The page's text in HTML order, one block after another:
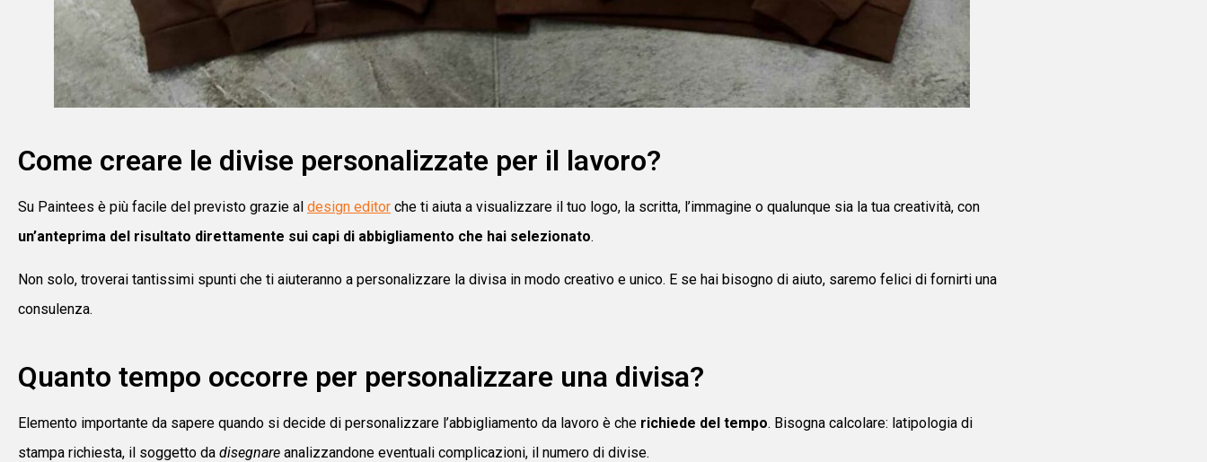
Come creare le divise personalizzate per il lavoro?
Su Paintees è più facile del previsto grazie al design editor che ti aiuta a visualizzare il tuo logo, la scritta, l’immagine o qualunque sia la tua creatività, con
un’anteprima del risultato direttamente sui capi di abbigliamento che hai selezionato.
Non solo, troverai tantissimi spunti che ti aiuteranno a personalizzare la divisa in modo creativo e unico. E se hai bisogno di aiuto, saremo felici di fornirti una
consulenza.
Quanto tempo occorre per personalizzare una divisa?
Elemento importante da sapere quando si decide di personalizzare l’abbigliamento da lavoro è che richiede del tempo. Bisogna calcolare: latipologia di
stampa richiesta, il soggetto da disegnare analizzandone eventuali complicazioni, il numero di divise.